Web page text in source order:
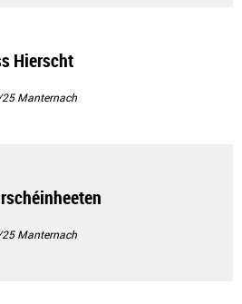
Hierscht
Manternach
Manternach